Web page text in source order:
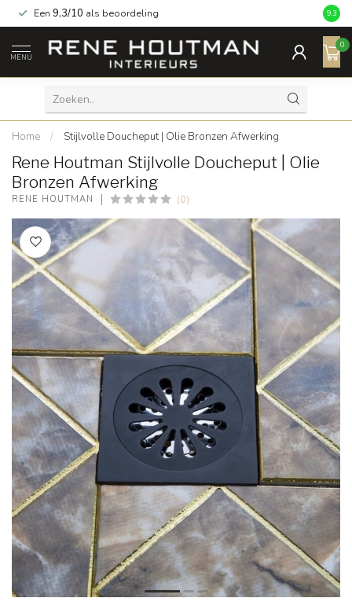
Een 9,3/10 als beoordeling 9.3
MENU
0
Home / Stijlvolle Doucheput | Olie Bronzen Afwerking
Rene Houtman Stijlvolle Doucheput | Olie
Bronzen Afwerking
RENE HOUTMAN (0)